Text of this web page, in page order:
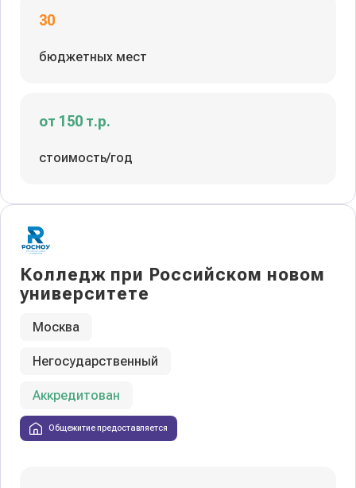
30
бюджетных мест
от 150 т.р.
стоимость/год
Колледж при Российском новом
университете
Москва
Негосударственный
Аккредитован
Общежитие предоставляется